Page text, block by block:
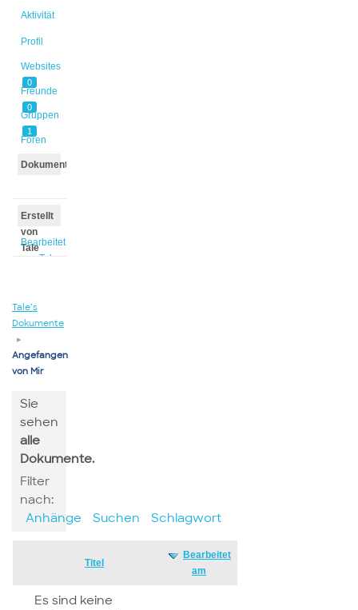
Aktivität
Profil
Websites
0
Freunde
0
Gruppen
1
Foren
Dokumente
Erstellt
von
Tale
Bearbeitet
von Tale
Tale’s
Dokumente
▸
Angefangen
von Mir
Sie
sehen
alle
Dokumente.
Filter
nach:
Anhänge
Suchen Schlagwort
Titel
Bearbeitet
am
Es sind keine